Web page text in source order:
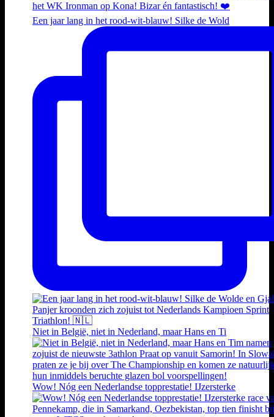
Een jaar lang in het rood-wit-blauw! Silke de Wold
Niet in België, niet in Nederland, maar Hans en Ti
Wow! Nóg een Nederlandse topprestatie! IJzersterke